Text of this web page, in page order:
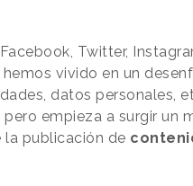
Twitter,
hemos vivido en un
datos personales,
empieza a surgir un
publicación de